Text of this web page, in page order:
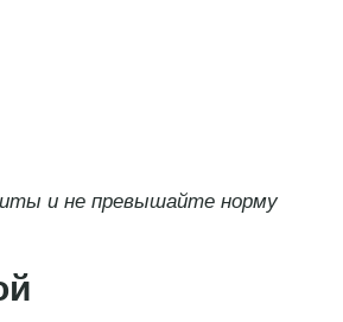
и не превышайте норму